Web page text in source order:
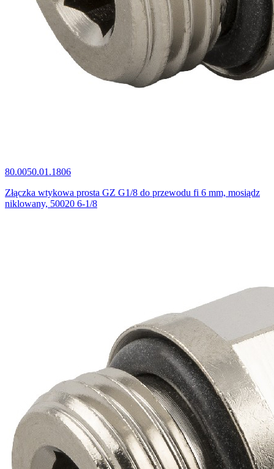
80.0050.01.1806
Złączka wtykowa prosta GZ G1/8 do przewodu fi 6 mm, mosiądz
niklowany, 50020 6-1/8